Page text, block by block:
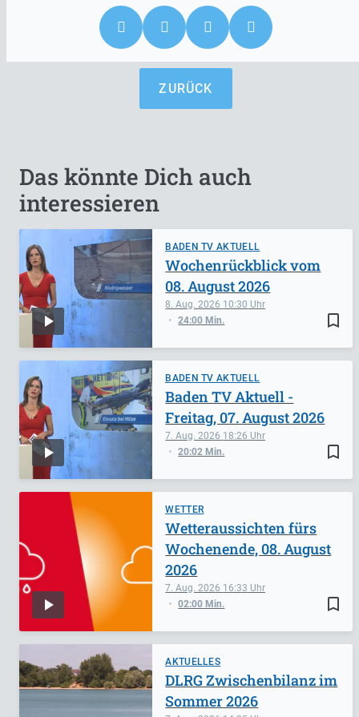
ZURÜCK
Das könnte Dich auch
interessieren
BADEN TV AKTUELL
bookmark_border
8. Aug. 2026 10:30
24:00 Min.
Wochenrückblick vom
08. August 2026
BADEN TV AKTUELL
bookmark_border
7. Aug. 2026 18:26
20:02 Min.
Baden TV Aktuell -
Freitag, 07. August 2026
WETTER
bookmark_border
7. Aug. 2026 16:33
02:00 Min.
Wetteraussichten fürs
Wochenende, 08. August
2026
AKTUELLES
DLRG Zwischenbilanz im
Sommer 2026